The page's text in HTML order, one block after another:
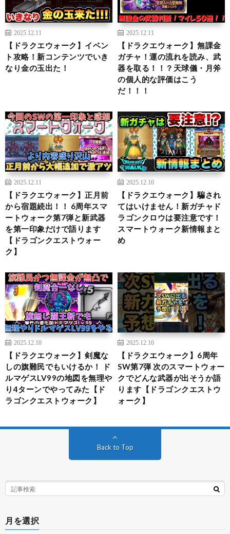
2025.12.11
【ドラクエウォーク】イベン
ト攻略！新コンテンツでいき
なり金の玉出た！
2025.12.11
【ドラクエウォーク】無課金
ガチャ！運の流れを読み、武
器を取る！！？天球儀・月斧
の個人的な評価はこう
だ！！！
2025.12.11
【ドラクエウォーク】正月前
から宿題続出！！ 6周年スマ
ートウォーク第7弾と新武器
を第一印象だけで語ります
【ドラゴンクエストウォー
ク】
2025.12.10
【ドラクエウォーク】騙され
てはいけません！新ガチャド
ラゴンクロウは要注意です！
スマートウォーク新情報まと
め
2025.12.10
【ドラクエウォーク】剣魔な
しの旗難民でもいけるか！ ド
ルマゲスLV99の地図を無理や
り4ターンでやってみた【ド
ラゴンクエストウォーク】
2025.12.10
【ドラクエウォーク】6周年
SW第7弾 次のスマートウォー
クでどんな武器が出そうか語
ります【ドラゴンクエストウ
ォーク】
Back to Top
月を選択